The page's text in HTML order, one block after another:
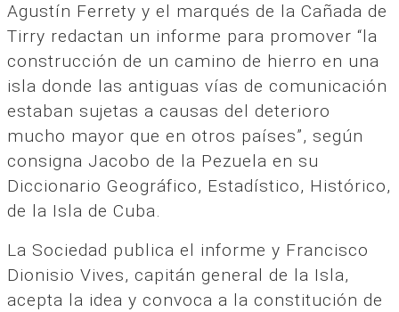
Agustín Ferrety y el marqués de la Cañada de
Tirry redactan un informe para promover “la
construcción de un camino de hierro en una
isla donde las antiguas vías de comunicación
estaban sujetas a causas del deterioro
mucho mayor que en otros países”, según
consigna Jacobo de la Pezuela en su
Diccionario Geográfico, Estadístico, Histórico,
de la Isla de Cuba.
La Sociedad publica el informe y Francisco
Dionisio Vives, capitán general de la Isla,
acepta la idea y convoca a la constitución de